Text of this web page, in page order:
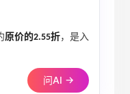
原价的2.55折，是入
问AI →
促Coach奥莱官网折扣